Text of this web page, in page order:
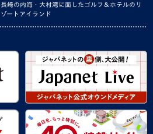
長崎の内海・大村湾に面したゴルフ＆ホテルのリ
ゾートアイランド